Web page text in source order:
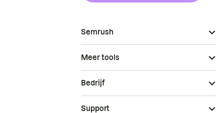
Semrush
Meer tools
Bedrijf
Support